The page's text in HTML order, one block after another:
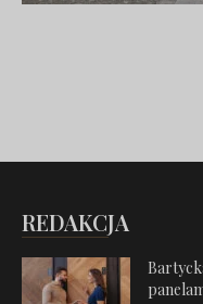
REDAKCJA